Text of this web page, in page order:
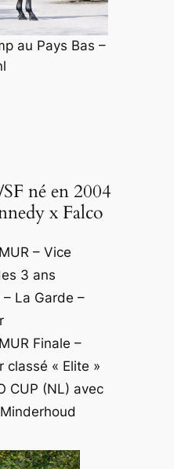
au Pays Bas –
né en 2004
x Falco
– Vice
3 ans
– La Garde –
Finale –
classé « Elite »
CUP (NL) avec